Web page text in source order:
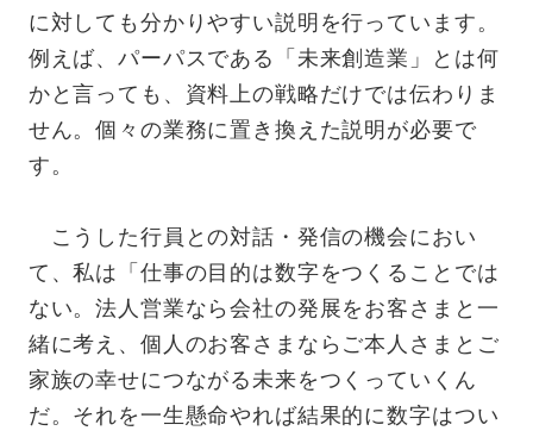
に対しても分かりやすい説明を行っています。
例えば、パーパスである「未来創造業」とは何
かと言っても、資料上の戦略だけでは伝わりま
せん。個々の業務に置き換えた説明が必要で
す。
こうした行員との対話・発信の機会におい
て、私は「仕事の目的は数字をつくることでは
ない。法人営業なら会社の発展をお客さまと一
緒に考え、個人のお客さまならご本人さまとご
家族の幸せにつながる未来をつくっていくん
だ。それを一生懸命やれば結果的に数字はつい